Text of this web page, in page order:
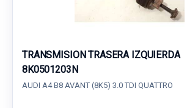
TRANSMISION TRASERA IZQUIERDA
8K0501203N
AUDI A4 B8 AVANT (8K5) 3.0 TDI QUATTRO